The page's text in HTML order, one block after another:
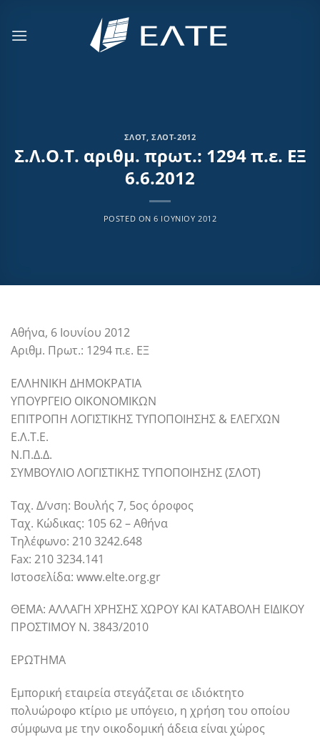
περιεχόμενο
ΣΛΟΤ ,ΣΛΟΤ-2012
Σ.Λ.Ο.Τ. αριθμ. πρωτ.: 1294 π.ε. ΕΞ
6.6.2012
POSTED ON6 ΙΟΥΝΊΟΥ 2012
Αθήνα, 6 Ιουνίου 2012
Αριθμ. Πρωτ.: 1294 π.ε. ΕΞ
ΕΛΛΗΝΙΚΗ ΔΗΜΟΚΡΑΤΙΑ
ΥΠΟΥΡΓΕΙΟ ΟΙΚΟΝΟΜΙΚΩΝ
ΕΠΙΤΡΟΠΗ ΛΟΓΙΣΤΙΚΗΣ ΤΥΠΟΠΟΙΗΣΗΣ & ΕΛΕΓΧΩΝ
Ε.Λ.Τ.Ε.
Ν.Π.Δ.Δ.
ΣΥΜΒΟΥΛΙΟ ΛΟΓΙΣΤΙΚΗΣ ΤΥΠΟΠΟΙΗΣΗΣ (ΣΛΟΤ)
Ταχ. Δ/νση: Βουλής 7, 5ος όροφος
Ταχ. Κώδικας: 105 62 – Αθήνα
Τηλέφωνο: 210 3242.648
Fax: 210 3234.141
Ιστοσελίδα: www.elte.org.gr
ΘΕΜΑ: ΑΛΛΑΓΗ ΧΡΗΣΗΣ ΧΩΡΟΥ ΚΑΙ ΚΑΤΑΒΟΛΗ ΕΙΔΙΚΟΥ
ΠΡΟΣΤΙΜΟΥ Ν. 3843/2010
ΕΡΩΤΗΜΑ
Εμπορική εταιρεία στεγάζεται σε ιδιόκτητο
πολυώροφο κτίριο με υπόγειο, η χρήση του οποίου
σύμφωνα με την οικοδομική άδεια είναι χώρος